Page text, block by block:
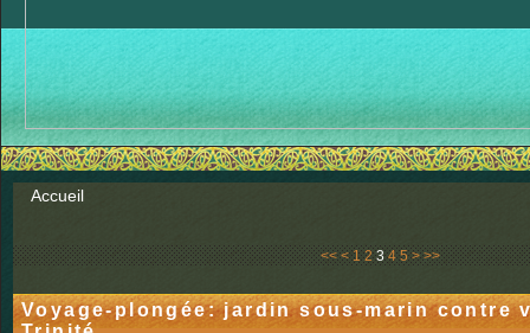
Accueil
<< < 1 2 3 4 5 > >>
Voyage-plongée: jardin sous-marin contre